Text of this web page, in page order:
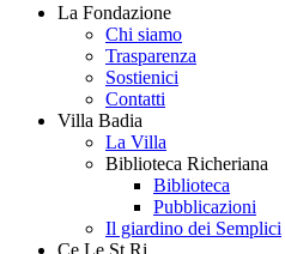
La Fondazione
Chi siamo
Trasparenza
Sostienici
Contatti
Villa Badia
La Villa
Biblioteca Richeriana
Biblioteca
Pubblicazioni
Il giardino dei Semplici
Ce.Le.St.Ri